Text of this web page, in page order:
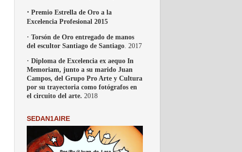
· Premio Estrella de Oro a la
Excelencia Profesional 2015
· Torsón de Oro entregado de manos
del escultor Santiago de Santiago . 2017
· Diploma de Excelencia ex aequo In
Memoriam, junto a su marido Juan
Campos, del Grupo Pro Arte y Cultura
por su trayectoria como fotógrafos en
el circuito del arte. 2018
SEDAN1AIRE